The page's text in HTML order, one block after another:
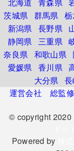
茨城県 群馬県
新潟県 長野県
静岡県 三重県
奈良県 和歌山県
愛媛県 香川県
大分県
運営会社
総監
© copyright 2020
Powered by